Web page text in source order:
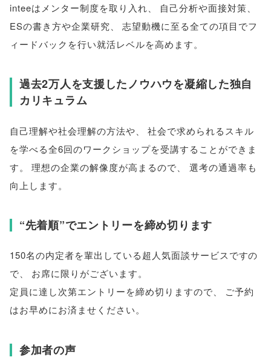
inteeはメンター制度を取り入れ 自己分析や面接対策
ESの書き方や企業研究
志望動機に至る全ての項目でフ
ィードバックを行い就活レベルを高めます。
過去2万人を支援したノウハウを凝縮した独自
カリキュラム
自己理解や社会理解の方法や
社会で求められるスキル
を学べる全6回のワークショップを受講することができま
す。 理想の企業の解像度が高まるので
選考の通過率も
向上します。
“先着順”でエントリーを締め切ります
150名の内定者を輩出している超人気面談サービスですの
で、 お席に限りがございます。
定員に達し次第エントリーを締め切りますので、
ご予約
はお早めにお済ませください。
参加者の声